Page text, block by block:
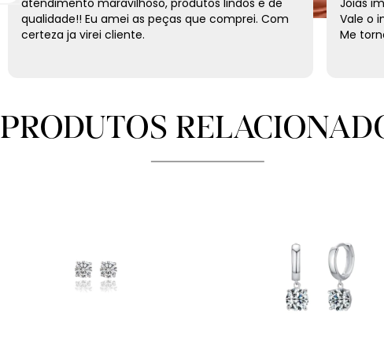
qualidade!! Eu amei as peças que comprei. Com
certeza ja virei cliente.
Vale o
Me
PRODUTOS